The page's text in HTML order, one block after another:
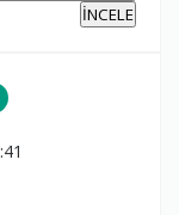
İNCELE